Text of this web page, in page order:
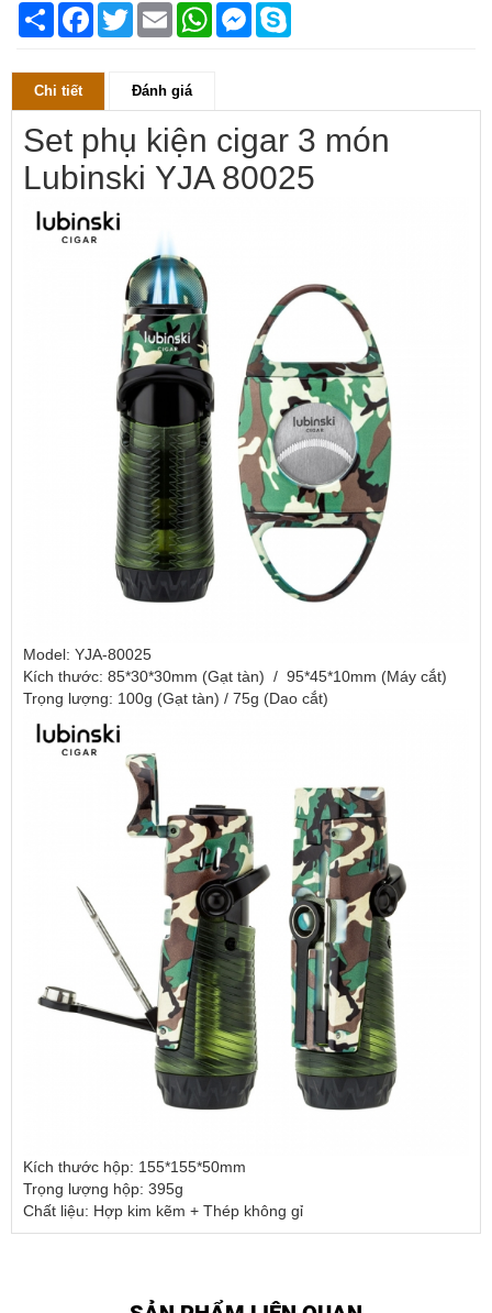
Chia
sẻ
FacebookTwitter Email WhatsAppMessenger
Chi tiết Đánh giá
Set phụ kiện cigar 3 món
Lubinski YJA 80025
Model: YJA-80025
Kích thước: 85*30*30mm (Gạt tàn) / 95*45*10mm (Máy cắt)
Trọng lượng: 100g (Gạt tàn) / 75g (Dao cắt)
Kích thước hộp: 155*155*50mm
Trọng lượng hộp: 395g
Chất liệu: Hợp kim kẽm + Thép không gỉ